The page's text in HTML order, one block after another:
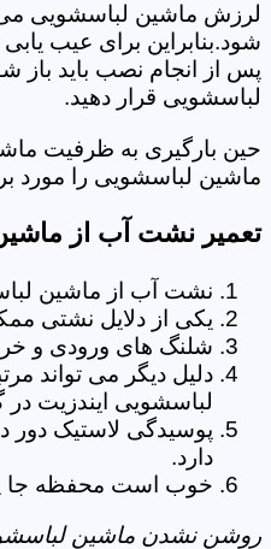
لرزش ماشین لباسشویی می
شود.بنابراین برای عیب
پس از انجام نصب باید باز
لباسشویی قرار دهید.
حین بارگیری به ظرفیت
ماشین لباسشویی را مورد
تعمیر نشت آب از
نشت آب از ماشین
یکی از دلایل نشتی
شلنگ های ورودی و
دلیل دیگر می تواند
لباسشویی ایندزیت در
پوسیدگی لاستیک دور
دارد.
خوب است محفظه جا
روشن نشدن ماشین